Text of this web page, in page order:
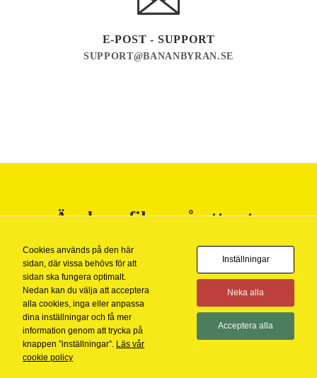
E-POST - SUPPORT
SUPPORT@BANANBYRAN.SE
Är du nyfiken på att veta
KONTAKTA OSS
Cookies används på den här
sidan, där vissa behövs för att
sidan ska fungera optimalt.
Nedan kan du välja att acceptera
alla cookies, inga eller anpassa
dina inställningar och få mer
information genom att trycka på
knappen ”inställningar”. Läs vår
cookie policy
Inställningar
Neka alla
Acceptera alla